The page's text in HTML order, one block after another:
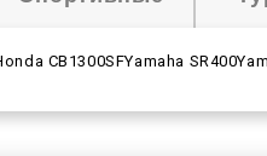
CB1300SFYamaha SR400